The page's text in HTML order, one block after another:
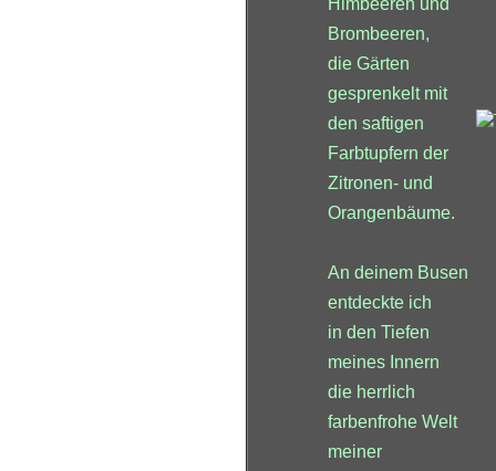
Brombeeren,
die Gärten
gesprenkelt mit
den saftigen
Farbtupfern der
Zitronen- und
Orangenbäume.
An deinem Busen
entdeckte ich
in den Tiefen
meines Innern
die herrlich
farbenfrohe Welt
meiner